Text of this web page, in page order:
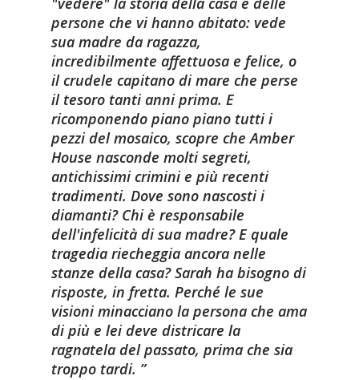
persone che vi hanno abitato: vede
sua madre da ragazza,
incredibilmente affettuosa e felice, o
il crudele capitano di mare che perse
il tesoro tanti anni prima. E
ricomponendo piano piano tutti i
pezzi del mosaico, scopre che Amber
House nasconde molti segreti,
antichissimi crimini e più recenti
tradimenti. Dove sono nascosti i
diamanti? Chi è responsabile
dell'infelicità di sua madre? E quale
tragedia riecheggia ancora nelle
stanze della casa? Sarah ha bisogno di
risposte, in fretta. Perché le sue
visioni minacciano la persona che ama
di più e lei deve districare la
ragnatela del passato, prima che sia
troppo tardi.